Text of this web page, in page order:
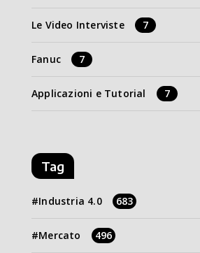
Le Video Interviste 7
Fanuc 7
Applicazioni e Tutorial 7
Tag
Industria 4.0 683
Mercato 496